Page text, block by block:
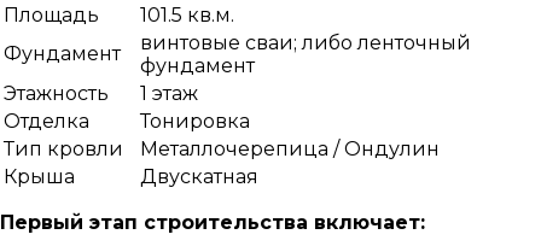
Площадь
101.5 кв.м.
Фундамент
винтовые сваи; либо ленточный
фундамент
Этажность
1 этаж
Отделка
Тонировка
Тип кровли
Металлочерепица / Ондулин
Крыша
Двускатная
Первый этап строительства включает: